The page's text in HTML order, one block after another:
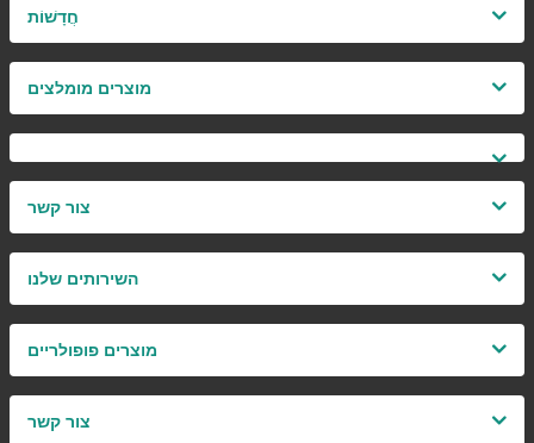
חֲדָשׁוֹת
מוצרים מומלצים
צור קשר
השירותים שלנו
מוצרים פופולריים
צור קשר